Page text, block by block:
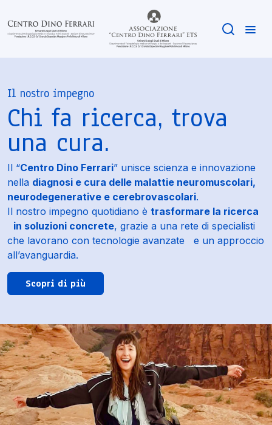
Il nostro impegno
Chi fa ricerca, trova
una cura.
Il “Centro Dino Ferrari” unisce scienza e innovazione
nella diagnosi e cura delle malattie neuromuscolari,
neurodegenerative e cerebrovascolari.
Il nostro impegno quotidiano è trasformare la ricerca
in soluzioni concrete, grazie a una rete di specialisti
che lavorano con tecnologie avanzate e un approccio
all’avanguardia.
Scopri di più